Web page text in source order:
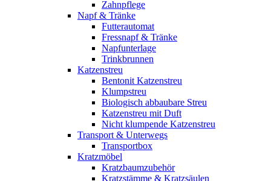
Zahnpflege
Napf & Tränke
Futterautomat
Fressnapf & Tränke
Napfunterlage
Trinkbrunnen
Katzenstreu
Bentonit Katzenstreu
Klumpstreu
Biologisch abbaubare Streu
Katzenstreu mit Duft
Nicht klumpende Katzenstreu
Transport & Unterwegs
Transportbox
Kratzmöbel
Kratzbaumzubehör
Kratzstämme & Kratzsäulen